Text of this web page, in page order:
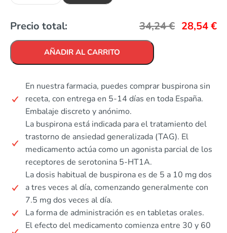
Precio total: 34,24€ 28,54€
AÑADIR AL CARRITO
En nuestra farmacia, puedes comprar buspirona sin
receta, con entrega en 5-14 días en toda España.
Embalaje discreto y anónimo.
La buspirona está indicada para el tratamiento del
trastorno de ansiedad generalizada (TAG). El
medicamento actúa como un agonista parcial de los
receptores de serotonina 5-HT1A.
La dosis habitual de buspirona es de 5 a 10 mg dos
a tres veces al día, comenzando generalmente con
7.5 mg dos veces al día.
La forma de administración es en tabletas orales.
El efecto del medicamento comienza entre 30 y 60